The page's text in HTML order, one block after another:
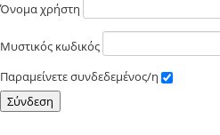
Όνομα χρήστη
Μυστικός κωδικός
Παραμείνετε συνδεδεμένος/η